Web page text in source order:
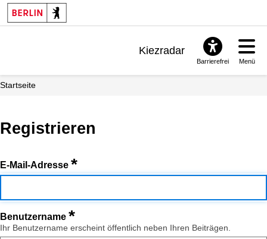
Kiezradar
Barrierefrei Menü
Startseite
Registrieren
E-Mail-Adresse *
Benutzername *
Ihr Benutzername erscheint öffentlich neben Ihren Beiträgen.